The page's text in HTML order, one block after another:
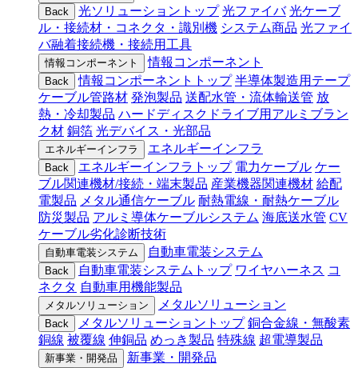
Back 光ソリューショントップ 光ファイバ 光ケーブ
ル・接続材・コネクタ・識別機 システム商品 光ファイ
バ融着接続機・接続用工具
情報コンポーネント 情報コンポーネント
Back 情報コンポーネントトップ 半導体製造用テープ
ケーブル管路材 発泡製品 送配水管・流体輸送管 放
熱・冷却製品 ハードディスクドライブ用アルミブラン
ク材 銅箔 光デバイス・光部品
エネルギーインフラ エネルギーインフラ
Back エネルギーインフラトップ 電力ケーブル ケー
ブル関連機材/接続・端末製品 産業機器関連機材 給配
電製品 メタル通信ケーブル 耐熱電線・耐熱ケーブル
防災製品 アルミ導体ケーブルシステム 海底送水管 CV
ケーブル劣化診断技術
自動車電装システム 自動車電装システム
Back 自動車電装システムトップ ワイヤハーネス コ
ネクタ 自動車用機能製品
メタルソリューション メタルソリューション
Back メタルソリューショントップ 銅合金線・無酸素
銅線 被覆線 伸銅品 めっき製品 特殊線 超電導製品
新事業・開発品 新事業・開発品